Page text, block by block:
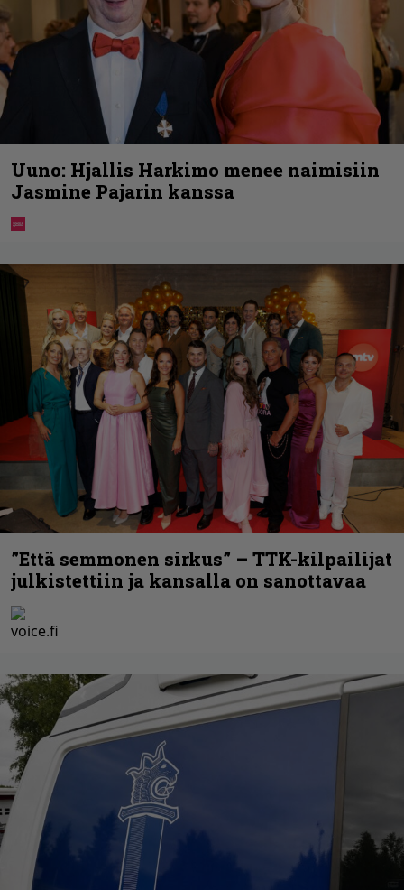
Uuno: Hjallis Harkimo menee naimisiin
Jasmine Pajarin kanssa
”Että semmonen sirkus” – TTK-kilpailijat
julkistettiin ja kansalla on sanottavaa